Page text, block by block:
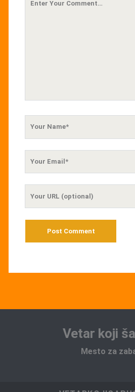
Vetar koji
Mesto za